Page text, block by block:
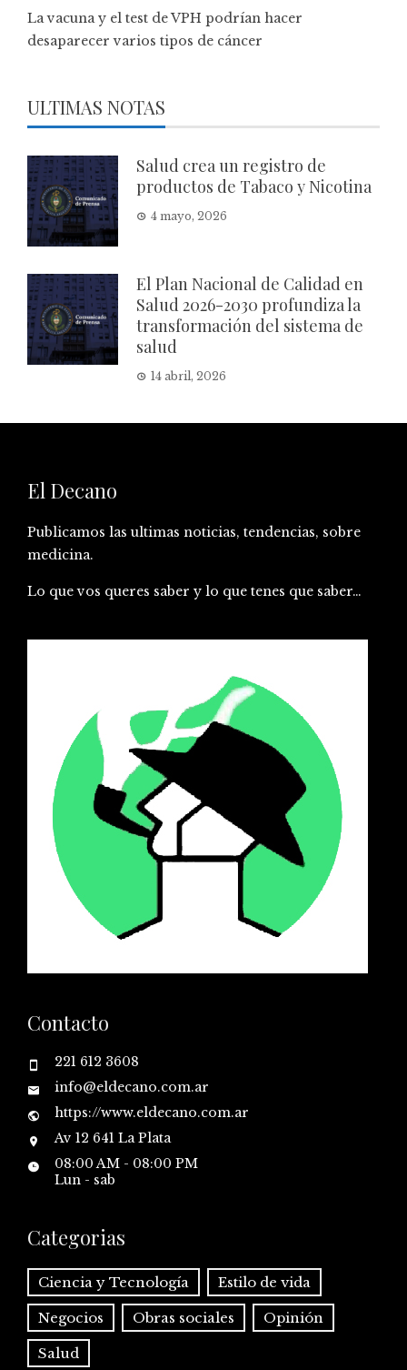
La vacuna y el test de VPH podrían hacer
desaparecer varios tipos de cáncer
ULTIMAS NOTAS
Salud crea un registro de
productos de Tabaco y Nicotina
4 mayo, 2026
El Plan Nacional de Calidad en
Salud 2026-2030 profundiza la
transformación del sistema de
salud
14 abril, 2026
El Decano
Publicamos las ultimas noticias, tendencias, sobre
medicina.
Lo que vos queres saber y lo que tenes que saber…
Contacto
221 612 3608
info@eldecano.com.ar
https://www.eldecano.com.ar
Av 12 641 La Plata
08:00 AM - 08:00 PM
Lun - sab
Categorias
Ciencia y Tecnología Estilo de vida
Negocios Obras sociales Opinión
Salud